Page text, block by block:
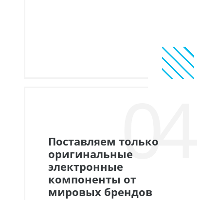
04
Поставляем только
оригинальные
электронные
компоненты от
мировых брендов